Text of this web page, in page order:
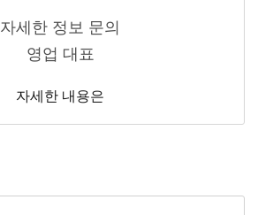
자세한 정보 문의
영업 대표
자세한 내용은